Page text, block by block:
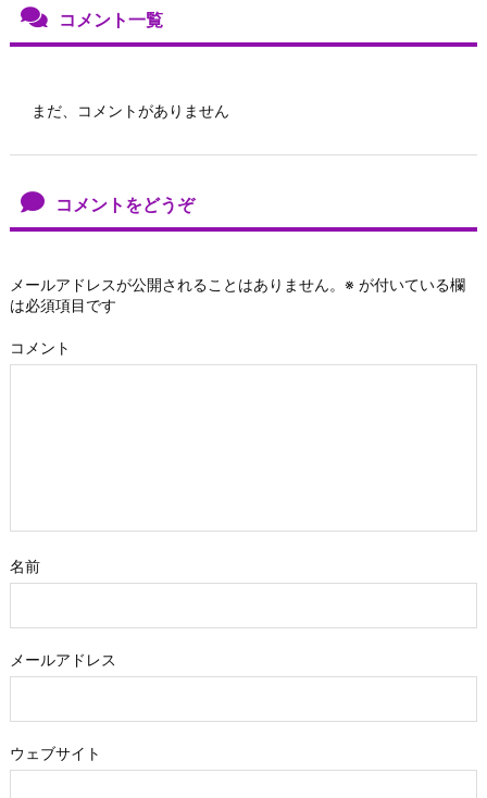
コメント一覧
まだ、コメントがありません
コメントをどうぞ
メールアドレスが公開されることはありません。 ※ が付いている欄
は必須項目です
コメント
名前
メールアドレス
ウェブサイト